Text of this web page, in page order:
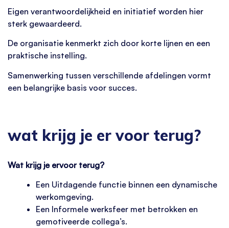
Eigen verantwoordelijkheid en initiatief worden hier
sterk gewaardeerd.
De organisatie kenmerkt zich door korte lijnen en een
praktische instelling.
Samenwerking tussen verschillende afdelingen vormt
een belangrijke basis voor succes.
wat krijg je er voor terug?
Wat krijg je ervoor terug?
Een Uitdagende functie binnen een dynamische
werkomgeving.
Een Informele werksfeer met betrokken en
gemotiveerde collega’s.